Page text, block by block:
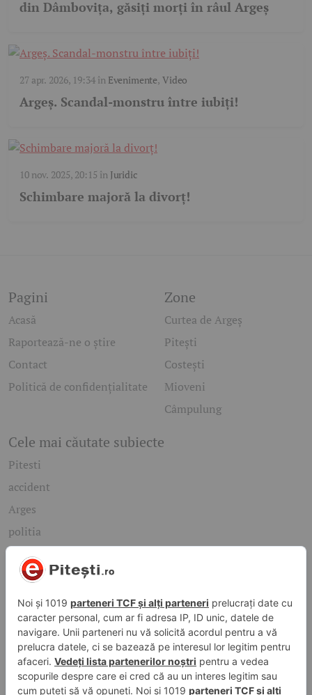
din Dâmbovița, găsiți morți în râul Argeș
27 apr. 2026, 19:34în Evenimente,Video
Argeș. Scandal-monstru între iubiți!
10 nov. 2025, 20:15 în Juridic
Schimbare majoră la divorț!
Pagini
Acasă
Raportează-ne o știre
Contact
Politică de confidențialitate
Zone
Curtea de Argeș
Pitești
Costești
Mioveni
Câmpulung
Cele mai căutate subiecte
Pitesti
accident
Arges
politia
mioveni
Caută rapid știrile care te interesează
Găsește cele mai recente știri, evenimente și subiecte de
interes din orașul tău. Introdu un cuvânt-cheie și descoperă
informațiile de care ai nevoie!